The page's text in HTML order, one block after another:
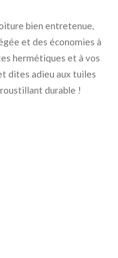
bien entretenue,
et des économies à
hermétiques et à vos
dites adieu aux tuiles
durable !